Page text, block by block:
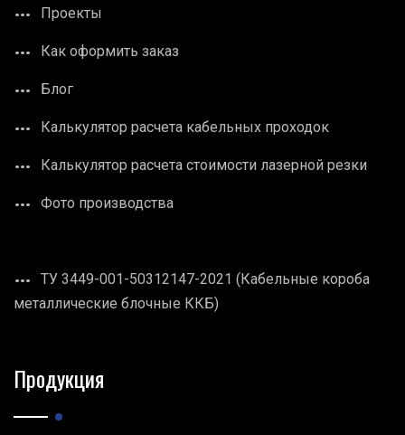
Проекты
Как оформить заказ
Блог
Калькулятор расчета кабельных проходок
Калькулятор расчета стоимости лазерной резки
Фото производства
ТУ 3449-001-50312147-2021 (Кабельные короба
металлические блочные ККБ)
Продукция